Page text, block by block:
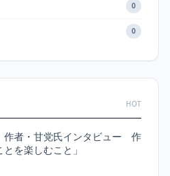
0
0
HOT
作者・甘党氏インタビュー 作
を楽しむこと」